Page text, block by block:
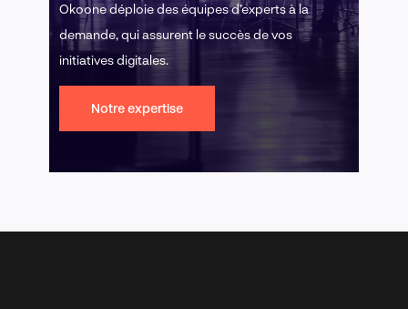
Okoone déploie des équipes d’experts à la
demande, qui assurent le succès de vos
initiatives digitales.
Notre expertise